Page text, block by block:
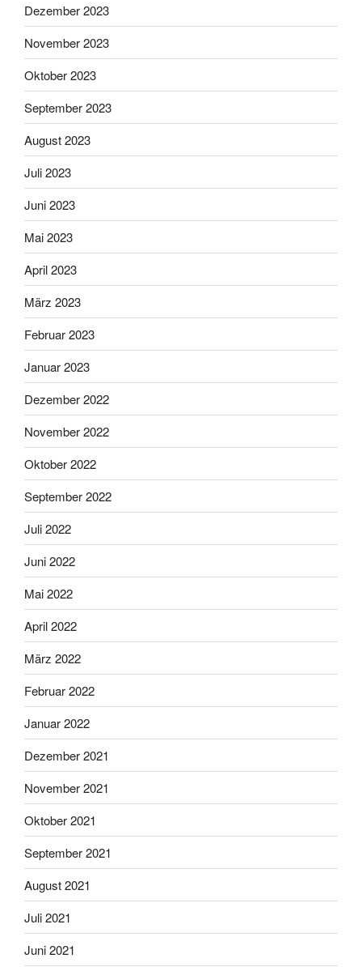
Dezember 2023
November 2023
Oktober 2023
September 2023
August 2023
Juli 2023
Juni 2023
Mai 2023
April 2023
März 2023
Februar 2023
Januar 2023
Dezember 2022
November 2022
Oktober 2022
September 2022
Juli 2022
Juni 2022
Mai 2022
April 2022
März 2022
Februar 2022
Januar 2022
Dezember 2021
November 2021
Oktober 2021
September 2021
August 2021
Juli 2021
Juni 2021